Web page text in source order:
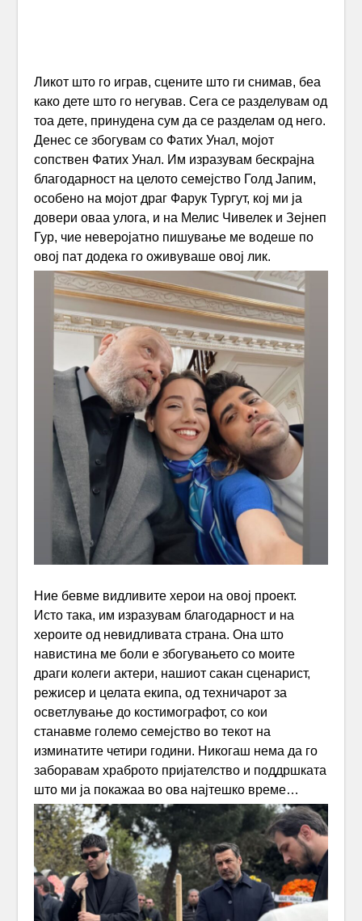
Ликот што го играв, сцените што ги снимав, беа
како дете што го негував. Сега се разделувам од
тоа дете, принудена сум да се разделам од него.
Денес се збогувам со Фатих Унал, мојот
сопствен Фатих Унал. Им изразувам бескрајна
благодарност на целото семејство Голд Јапим,
особено на мојот драг Фарук Тургут, кој ми ја
довери оваа улога, и на Мелис Чивелек и Зејнеп
Гур, чие неверојатно пишување ме водеше по
овој пат додека го оживуваше овој лик.
Ние бевме видливите херои на овој проект.
Исто така, им изразувам благодарност и на
хероите од невидливата страна. Она што
навистина ме боли е збогувањето со моите
драги колеги актери, нашиот сакан сценарист,
режисер и целата екипа, од техничарот за
осветлување до костимографот, со кои
станавме големо семејство во текот на
изминатите четири години. Никогаш нема да го
заборавам храброто пријателство и поддршката
што ми ја покажаа во ова најтешко време…